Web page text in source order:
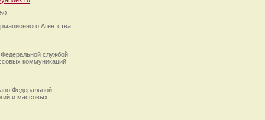
Агентства
службой
коммуникаций
Федеральной
и массовых